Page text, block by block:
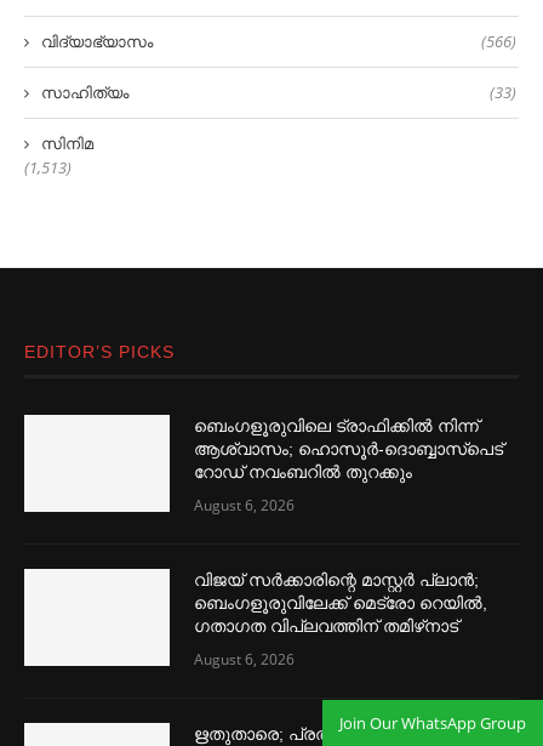
വിദ്യാഭ്യാസം (566)
സാഹിത്യം (33)
സിനിമ
(1,513)
EDITOR’S PICKS
ബെംഗളൂരുവിലെ ട്രാഫിക്കില്‍ നിന്ന്
ആശ്വാസം; ഹൊസൂര്‍-ദൊബ്ബാസ്പെട്
റോഡ് നവംബറില്‍ തുറക്കും
August 6, 2026
വിജയ് സര്‍ക്കാരിന്റെ മാസ്റ്റര്‍ പ്ലാന്‍;
ബെംഗളൂരുവിലേക്ക് മെട്രോ റെയില്‍,
ഗതാഗത വിപ്ലവത്തിന് തമിഴ്‌നാട്
August 6, 2026
ഋതുതാരെ; പ്രത്യേക വനിതാ
Join Our WhatsApp Group